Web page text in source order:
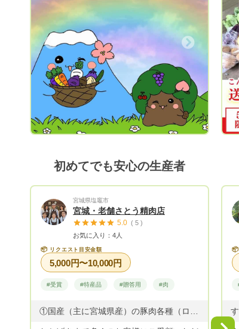
しいかけはし農園のおすすめ野菜をご家庭
へお届けします。 ご縁がございましたら
ぜひご利用ください。 皆さまのリクエス
トを心よりお待ちしております😊 ※夏季
は野菜や果物の鮮度が落ちやすいのでクー
ル便(+400円)にて発送しております。 ※送
料込みの場合は、リクエスト金額より送料
をお引きした金額にて商品をお詰めして発
送いたします。
Next
初めてでも安心の生産者
宮城県塩竈市
宮城・老舗さとう精肉店
5.0 ( 5 )
お気に入り：4人
📦 リクエスト目安金額
5,000円〜10,000円
#受賞 #特産品 #贈答用 #肉
📦